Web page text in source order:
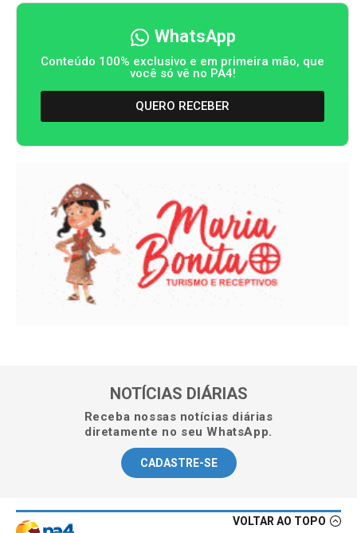
WhatsApp
Conteúdo 100% exclusivo e em primeira mão, que
você só vê no PA4!
QUERO RECEBER
NOTÍCIAS DIÁRIAS
Receba nossas notícias diárias
diretamente no seu WhatsApp.
CADASTRE-SE
VOLTAR AO TOPO